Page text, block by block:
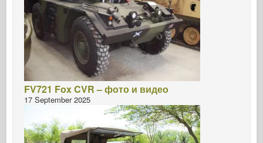
FV721 Fox CVR – фото и видео
17 September 2025